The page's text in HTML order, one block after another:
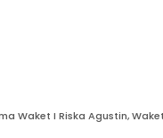
Waket I Riska Agustin,